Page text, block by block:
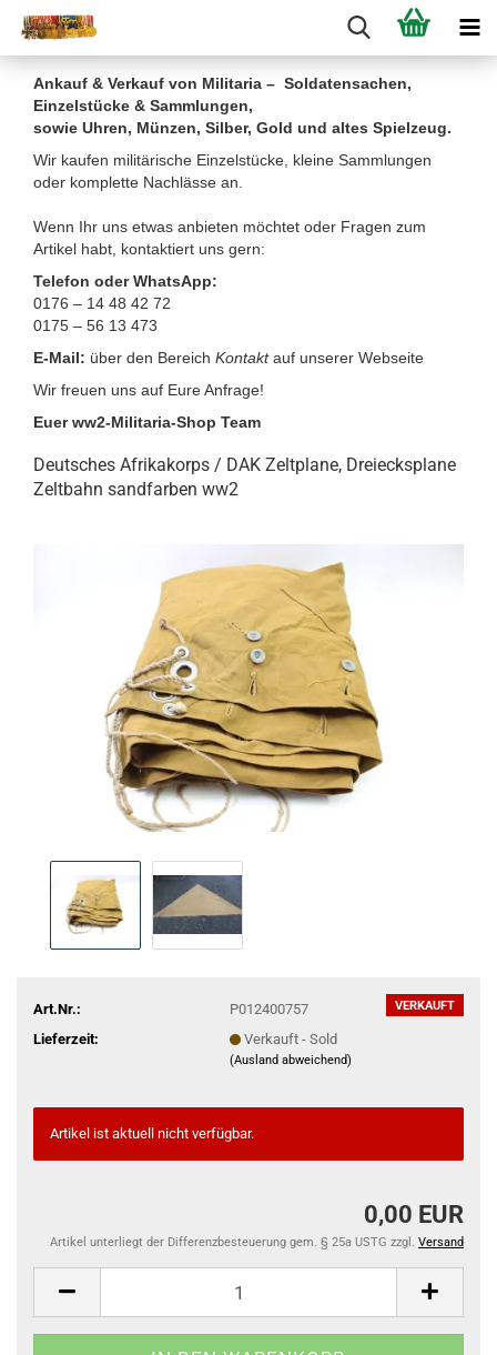
Ankauf & Verkauf von Militaria – Soldatensachen,
Einzelstücke & Sammlungen,
sowie Uhren, Münzen, Silber, Gold und altes Spielzeug.
Wir kaufen militärische Einzelstücke, kleine Sammlungen
oder komplette Nachlässe an.
Wenn Ihr uns etwas anbieten möchtet oder Fragen zum
Artikel habt, kontaktiert uns gern:
Telefon oder WhatsApp:
0176 – 14 48 42 72
0175 – 56 13 473
E-Mail: über den Bereich Kontakt auf unserer Webseite
Wir freuen uns auf Eure Anfrage!
Euer ww2-Militaria-Shop Team
Deutsches Afrikakorps / DAK Zeltplane, Dreiecksplane
Zeltbahn sandfarben ww2
VERKAUFT
Art.Nr.:
P012400757
Lieferzeit:
Verkauft - Sold
(Ausland abweichend)
Artikel ist aktuell nicht verfügbar.
0,00 EUR
Artikel unterliegt der Differenzbesteuerung gem. § 25a USTG zzgl. Versand